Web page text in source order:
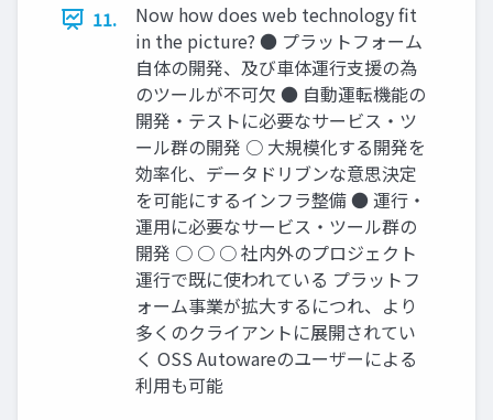
11.
Now how does web technology ﬁt
in the picture? ● プラットフォーム
自体の開発、及び車体運行支援の為
のツールが不可欠 ● 自動運転機能の
開発・テストに必要なサービス・ツ
ール群の開発 ○ 大規模化する開発を
効率化、データドリブンな意思決定
を可能にするインフラ整備 ● 運行・
運用に必要なサービス・ツール群の
開発 ○ ○ ○ 社内外のプロジェクト
運行で既に使われている プラットフ
ォーム事業が拡大するにつれ、より
多くのクライアントに展開されてい
く OSS Autowareのユーザーによる
利用も可能